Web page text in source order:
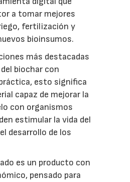
a tomar mejores
fertilización y
bioinsumos.
más destacadas
biochar con
esto significa
capaz de mejorar la
con organismos
estimular la vida del
desarrollo de los
es un producto con
pensado para